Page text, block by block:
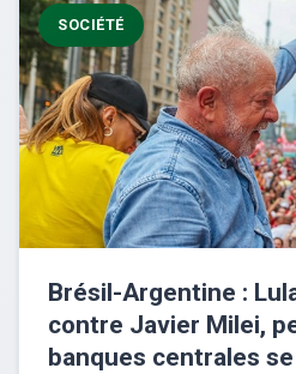
SOCIÉTÉ
Brésil-Argentine :
contre Javier Milei,
banques centrales